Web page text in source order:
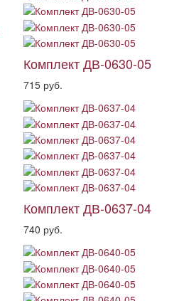
Комплект ДВ-0630-05
715 руб.
Комплект ДВ-0637-04
740 руб.